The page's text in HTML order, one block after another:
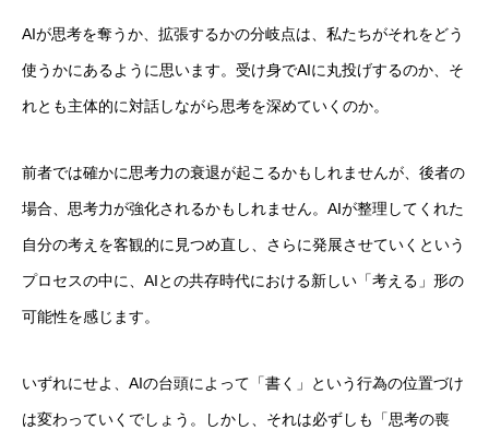
AIが思考を奪うか、拡張するかの分岐点は、私たちがそれをどう
使うかにあるように思います。受け身でAIに丸投げするのか、そ
れとも主体的に対話しながら思考を深めていくのか。
前者では確かに思考力の衰退が起こるかもしれませんが、後者の
場合、思考力が強化されるかもしれません。AIが整理してくれた
自分の考えを客観的に見つめ直し、さらに発展させていくという
プロセスの中に、AIとの共存時代における新しい「考える」形の
可能性を感じます。
いずれにせよ、AIの台頭によって「書く」という行為の位置づけ
は変わっていくでしょう。しかし、それは必ずしも「思考の喪